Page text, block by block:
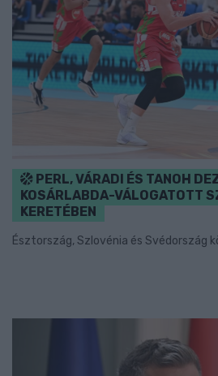
PERL, VÁRADI ÉS TANOH
KOSÁRLABDA-VÁLOGATOTT
KERETÉBEN
Észtország, Szlovénia és Svédország